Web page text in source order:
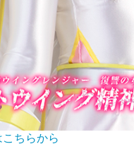
ちらから